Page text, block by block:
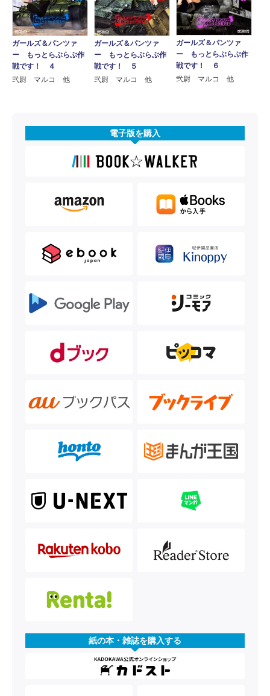
ガールズ＆パンツァ
ー もっとらぶらぶ作
戦です！ ４
弐尉 マルコ 他
ガールズ＆パンツァ
ー もっとらぶらぶ作
戦です！ ５
弐尉 マルコ 他
ガールズ＆パンツァ
ー もっとらぶらぶ作
戦です！ ６
弐尉 マルコ 他
電子版を購入
紙の本・雑誌を購入する